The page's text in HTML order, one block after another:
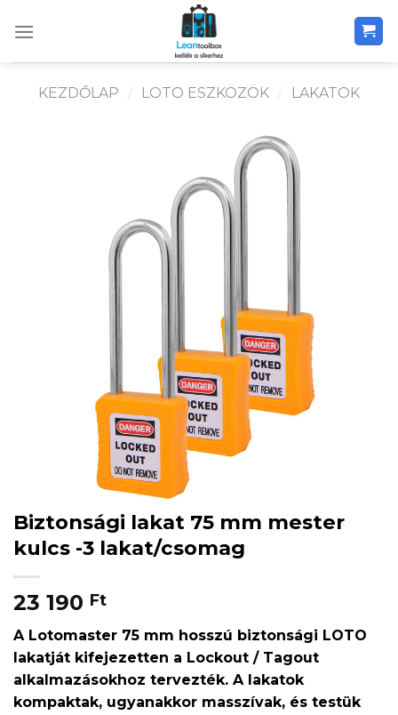
KEZDŐLAP / LOTO ESZKÖZÖK / LAKATOK
Biztonsági lakat 75 mm mester
kulcs -3 lakat/csomag
23 190 Ft
A Lotomaster 75 mm hosszú biztonsági LOTO
lakatját kifejezetten a Lockout / Tagout
alkalmazásokhoz tervezték. A lakatok
kompaktak, ugyanakkor masszívak, és testük